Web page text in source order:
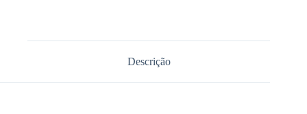
Descrição